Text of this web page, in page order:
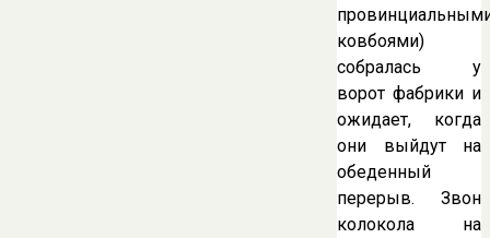
ковбоями)
собралась у
ворот фабрики и
ожидает, когда
они выйдут на
обеденный
перерыв. Звон
колокола на